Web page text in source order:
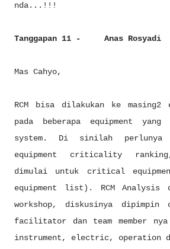
nda...!!!
Tanggapan 11 - Anas Rosyadi
Mas Cahyo,
RCM bisa dilakukan ke masing2
pada beberapa equipment yang
system. Di sinilah perlunya
equipment criticality
dimulai untuk critical
equipment list). RCM Analysis
workshop, diskusinya dipimpin
facilitator dan team member
instrument, electric, operation